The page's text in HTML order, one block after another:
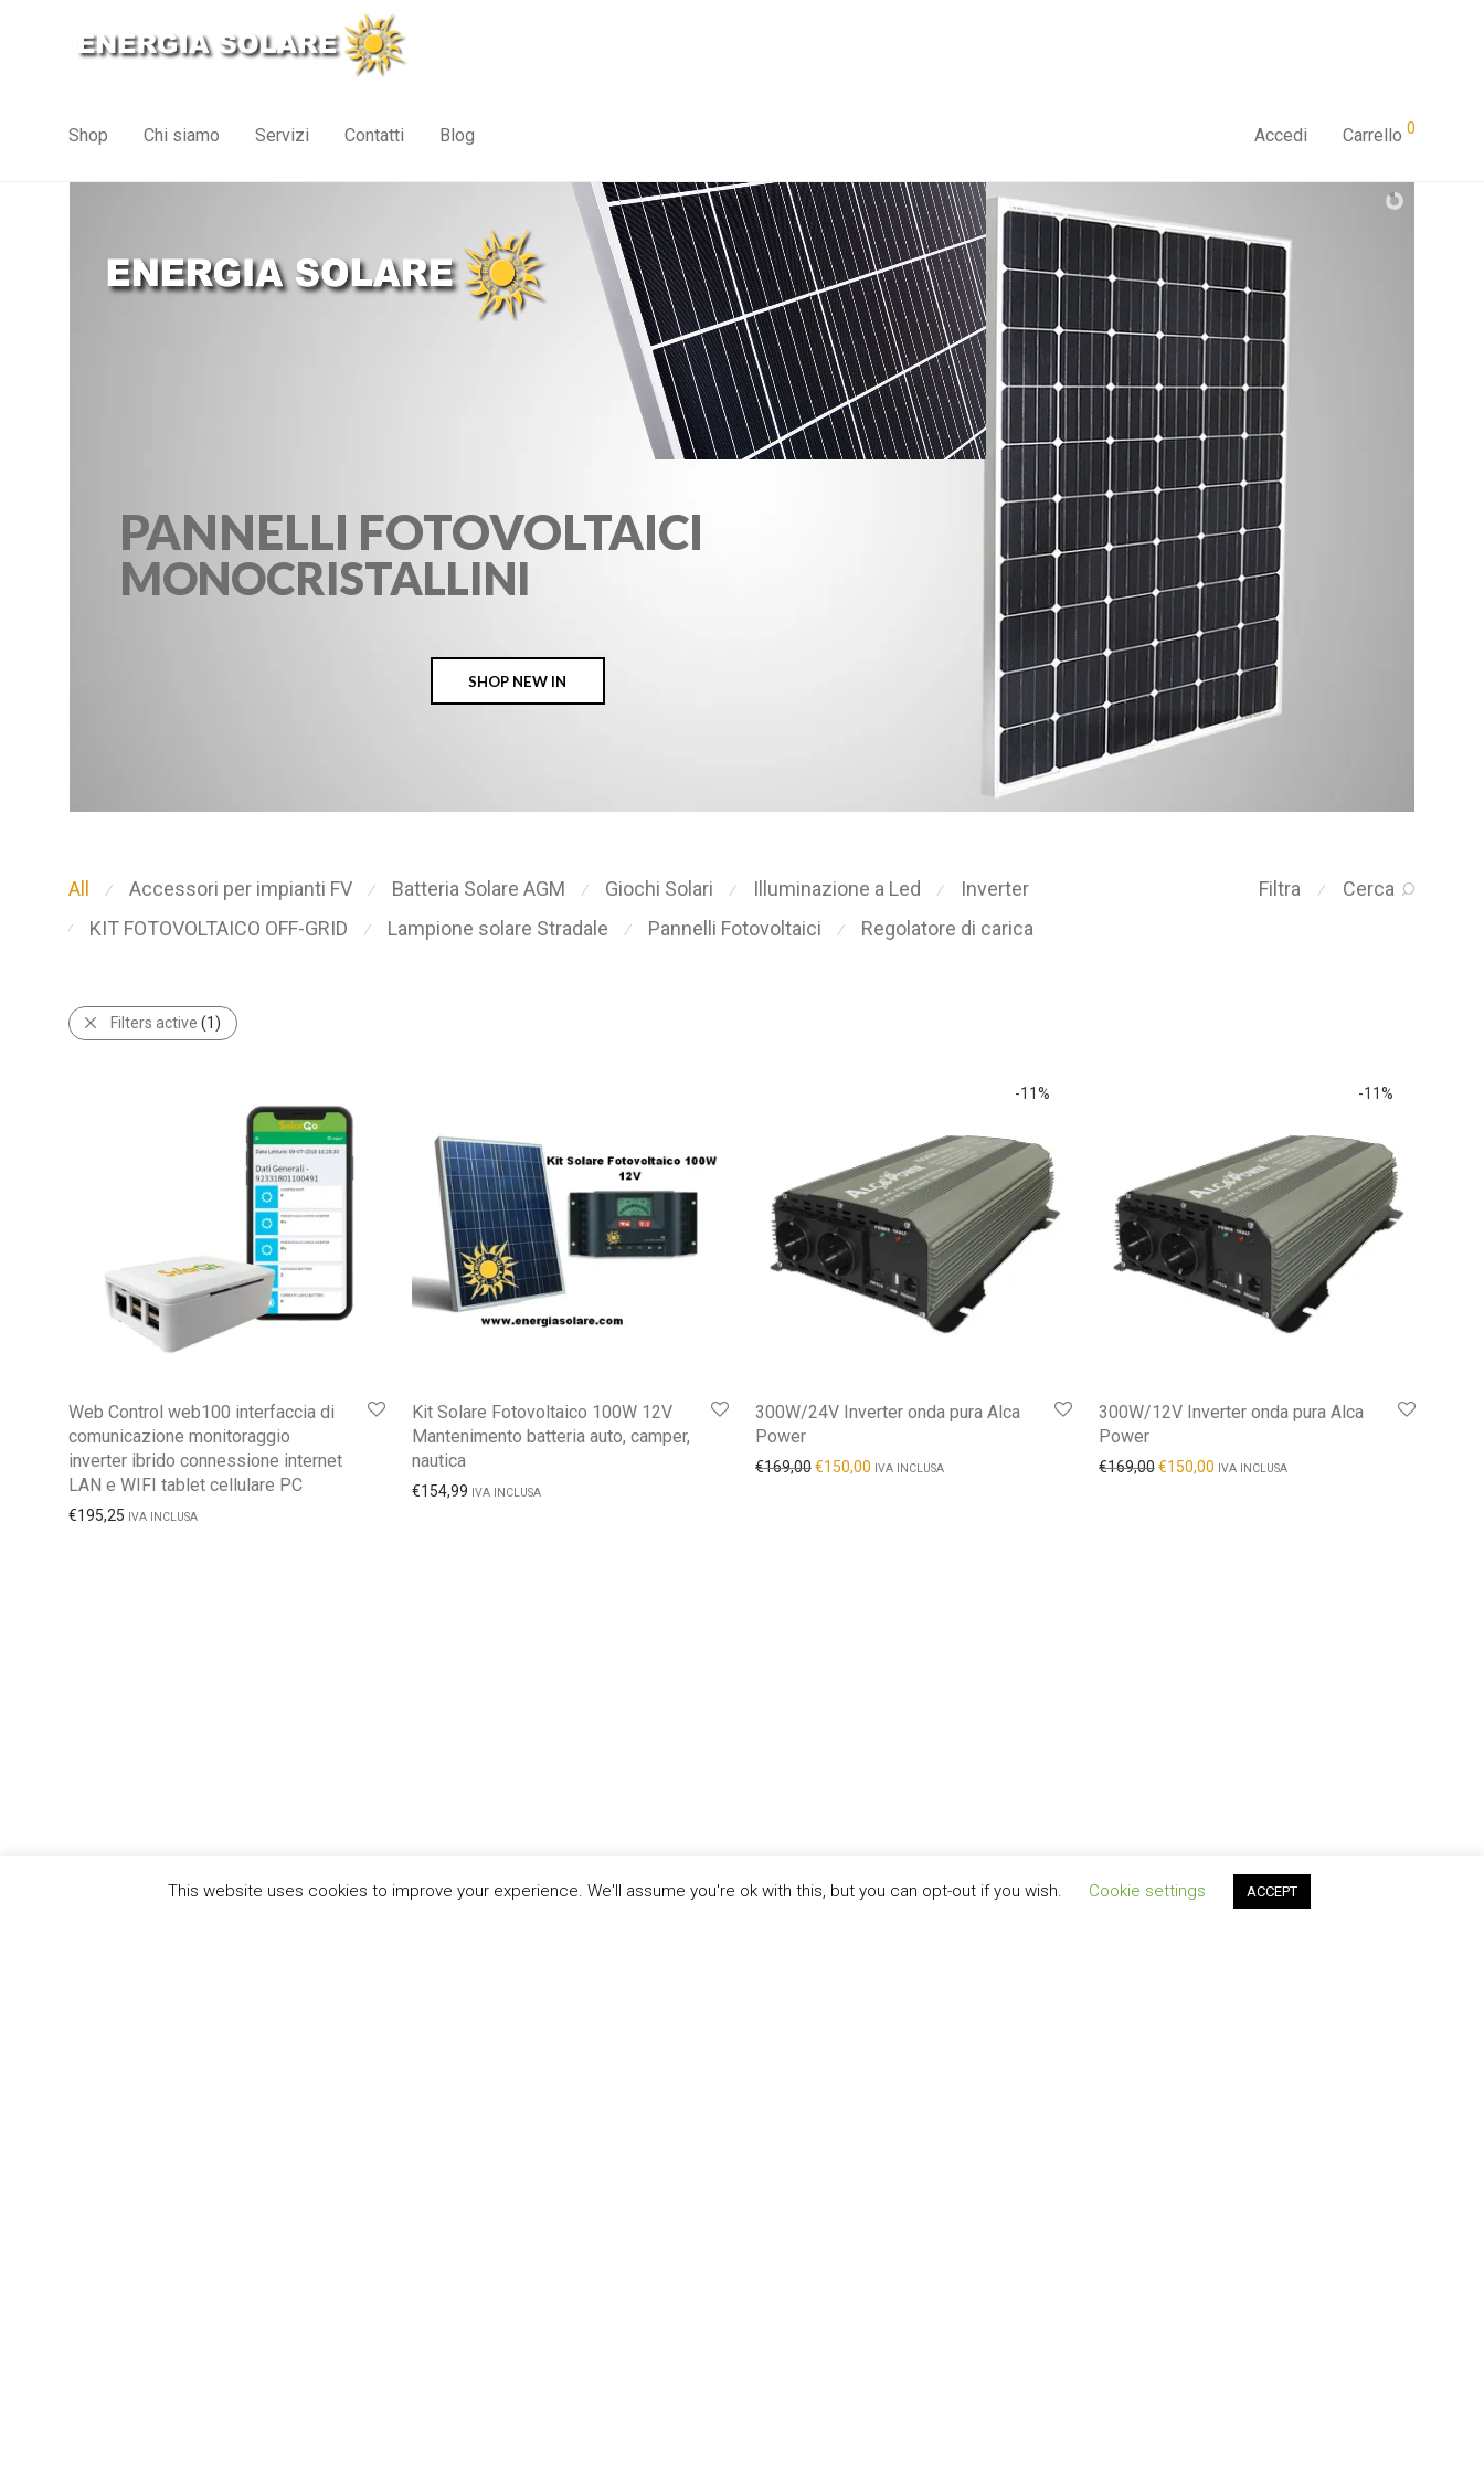
Shop Chi siamo Servizi Contatti Blog Accedi Carrello 0
PANNELLI FOTOVOLTAICI
MONOCRISTALLINI
SHOP NEW IN
Filtra ⁄ Cerca
All ⁄ Accessori per impianti FV ⁄ Batteria Solare AGM ⁄ Giochi Solari ⁄ Illuminazione a Led ⁄ Inverter
⁄ KIT FOTOVOLTAICO OFF-GRID ⁄ Lampione solare Stradale ⁄ Pannelli Fotovoltaici ⁄ Regolatore di carica
Filters active (1)
Web Control web100 interfaccia di
comunicazione monitoraggio
inverter ibrido connessione internet
LAN e WIFI tablet cellulare PC
€195,25 IVA INCLUSA
Kit Solare Fotovoltaico 100W 12V
Mantenimento batteria auto, camper,
nautica
€154,99 IVA INCLUSA
-11%
300W/24V Inverter onda pura Alca
Power
€169,00€150,00 IVA INCLUSA
-11%
300W/12V Inverter onda pura Alca
Power
€169,00€150,00 IVA INCLUSA
This website uses cookies to improve your experience. We'll assume you're ok with this, but you can opt-out if you wish. Cookie settings ACCEPT